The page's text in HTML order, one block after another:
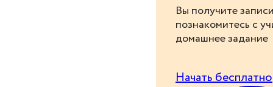
Вы получите
познакомитесь с
домашнее задание
Начать бесплатно